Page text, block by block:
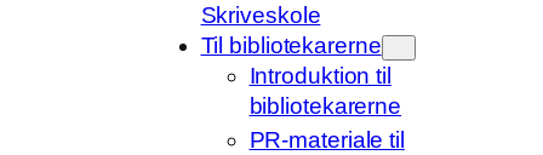
Skriveskole
Til bibliotekarerne
Introduktion til
bibliotekarerne
PR-materiale til